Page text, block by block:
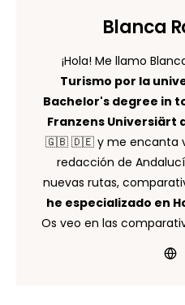
Blanca
¡Hola! Me llamo
Turismo por la
Bachelor's degree in
Franzens Universiärt
🇬🇧 🇩🇪 y me encanta
redacción de
nuevas rutas,
he especializado en
Os veo en las